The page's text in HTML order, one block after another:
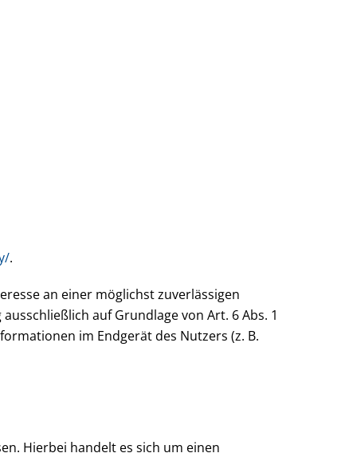
.
an einer möglichst zuverlässigen
auf Grundlage von Art. 6 Abs. 1
im Endgerät des Nutzers (z. B.
Hierbei handelt es sich um einen